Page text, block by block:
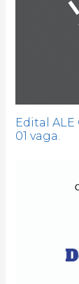
Edital
01 vaga.